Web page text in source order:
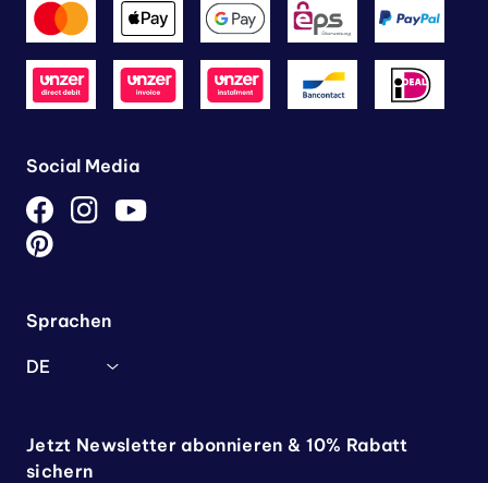
Social Media
Sprachen
DE
Jetzt Newsletter abonnieren & 10% Rabatt
sichern